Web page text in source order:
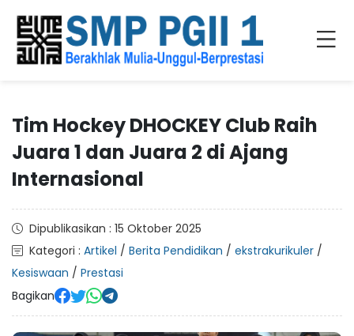
Tim Hockey DHOCKEY Club Raih
Juara 1 dan Juara 2 di Ajang
Internasional
Dipublikasikan : 15 Oktober 2025
Kategori : Artikel / Berita Pendidikan / ekstrakurikuler /
Kesiswaan / Prestasi
Bagikan